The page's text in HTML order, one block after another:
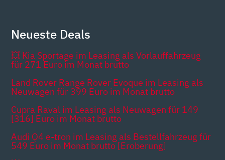
Neueste Deals
💥 Kia Sportage im Leasing als Vorlauffahrzeug
für 271 Euro im Monat brutto
Land Rover Range Rover Evoque im Leasing als
Neuwagen für 399 Euro im Monat brutto
Cupra Raval im Leasing als Neuwagen für 149
[316] Euro im Monat brutto
Audi Q4 e-tron im Leasing als Bestellfahrzeug für
549 Euro im Monat brutto [Eroberung]